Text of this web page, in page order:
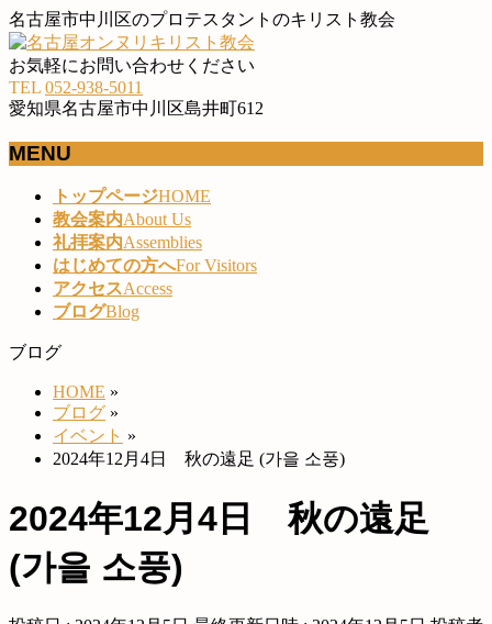
名古屋市中川区のプロテスタントのキリスト教会
お気軽にお問い合わせください
TEL 052-938-5011
愛知県名古屋市中川区島井町612
MENU
す
トップページHOME
教会案内About Us
礼拝案内Assemblies
はじめての方へFor Visitors
アクセスAccess
ブログBlog
ブログ
HOME »
ブログ »
イベント »
2024年12月4日 秋の遠足 (가을 소풍)
2024年12月4日 秋の遠足
(가을 소풍)